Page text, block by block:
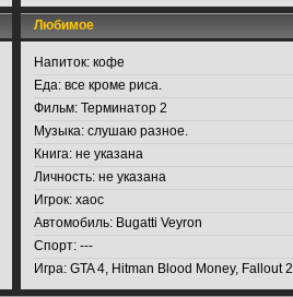
Любимое
Напиток: кофе
Еда: все кроме риса.
Фильм: Терминатор 2
Музыка: слушаю разное.
Книга: не указана
Личность: не указана
Игрок: xaoc
Автомобиль: Bugatti Veyron
Спорт: ---
Игра: GTA 4, Hitman Blood Money, Fallout 2